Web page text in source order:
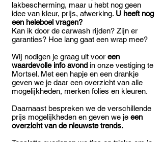
lakbescherming, maar u hebt nog geen
idee van kleur, prijs, afwerking. U heeft nog
een heleboel vragen?
Kan ik door de carwash rijden? Zijn er
garanties? Hoe lang gaat een wrap mee?
Wij nodigen je graag uit voor een
waardevolle info avond in onze vestiging te
Mortsel. Met een hapje en een drankje
geven we je daar een overzicht van alle
mogelijkheden, merken folies en kleuren.
Daarnaast bespreken we de verschillende
prijs mogelijkheden en geven we je een
overzicht van de nieuwste trends.